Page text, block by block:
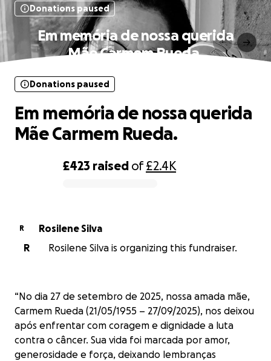
Donations paused
Em memória de nossa querida
Mãe Carmem Rueda.
£423 raised of£2.4K
Donations paused
Em memória de nossa querida
Mãe Carmem Rueda.
R
Rosilene Silva
R
Rosilene Silva is organizing this fundraiser.
“No dia 27 de setembro de 2025, nossa amada mãe,
Carmem Rueda (21/05/1955 – 27/09/2025), nos deixou
após enfrentar com coragem e dignidade a luta
contra o câncer. Sua vida foi marcada por amor,
generosidade e força, deixando lembranças